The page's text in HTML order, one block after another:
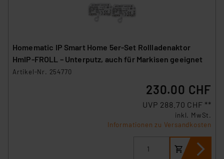
Homematic IP Smart Home 5er-Set Rollladenaktor
HmIP-FROLL – Unterputz, auch für Markisen geeignet
Artikel-Nr. 254770
230.00 CHF
UVP 288.70 CHF **
inkl. MwSt.
Informationen zu Versandkosten